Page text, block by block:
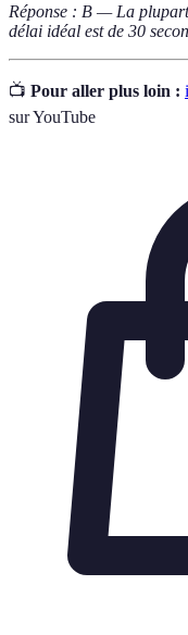
Réponse : B — La
délai idéal est de 30
📺 Pour aller plus loin :
sur YouTube